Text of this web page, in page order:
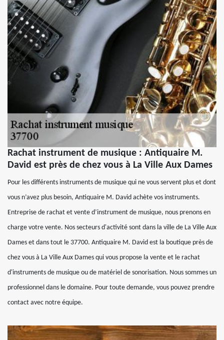
Rachat instrument de musique : Antiquaire M.
David est près de chez vous à La Ville Aux Dames
Pour les différents instruments de musique qui ne vous servent plus et dont
vous n’avez plus besoin, Antiquaire M. David achète vos instruments.
Entreprise de rachat et vente d’instrument de musique, nous prenons en
charge votre vente. Nos secteurs d'activité sont dans la ville de La Ville Aux
Dames et dans tout le 37700. Antiquaire M. David est la boutique près de
chez vous à La Ville Aux Dames qui vous propose la vente et le rachat
d'instruments de musique ou de matériel de sonorisation. Nous sommes un
professionnel dans le domaine. Pour toute demande, vous pouvez prendre
contact avec notre équipe.